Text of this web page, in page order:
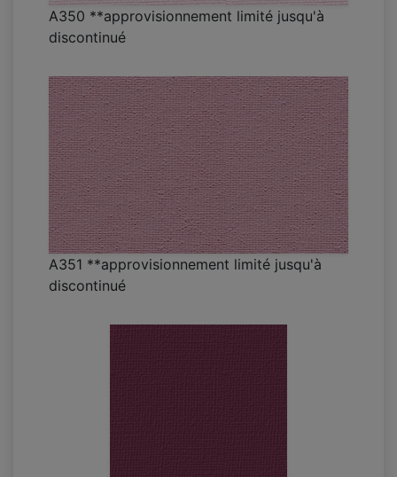
A350 **approvisionnement limité jusqu'à
discontinué
A351 **approvisionnement limité jusqu'à
discontinué